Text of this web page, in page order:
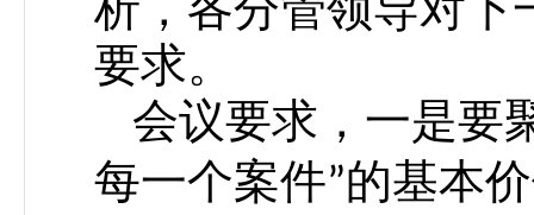
要求。
会议要求，一是要
每一个案件”的基本